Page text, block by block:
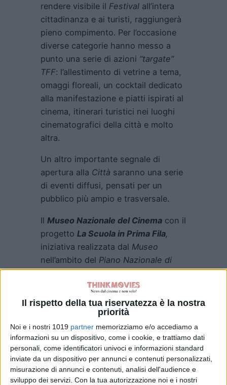
Il rispetto della tua riservatezza è la nostra
priorità
Noi e i nostri 1019 partner memorizziamo e/o accediamo a
informazioni su un dispositivo, come i cookie, e trattiamo dati
personali, come identificatori univoci e informazioni standard
inviate da un dispositivo per annunci e contenuti personalizzati,
misurazione di annunci e contenuti, analisi dell'audience e
sviluppo dei servizi. Con la tua autorizzazione noi e i nostri
rendere visibile il Festival all’intera
cittadinanza e ai turisti, raggiungerà
pieno compimento. Per l’occasione
diverse categorie hanno messo a
punto una serie di azioni “targate”
TFF: l’allestimento di vetrine a tema,
omaggi floreali, un cocktail dedicato
alla manifestazione e piatti ispirati al
cinema, itinerari turistici nei luoghi
cinematografici della città e molto
altra.
Un altro importante segnale di
apertura alla Città saranno una serie
di eventi diffusi, pensati per un
pubblico più ampio e trasversale.
Il Museo Nazionale del Cinema con il
progetto La Scuola in Prima Fila,
iniziativa realizzata dal Museo
nell’ambito del Piano Nazionale di
Cinema e Immaginiper la Scuola
promosso dalMinistero della
Culturae dalMinistero
, proporrà proiezioni,
incontri e approfondimenti suVR e
Metaverso– in sala e allaMole
Antonelliana– per gli studenti delle
scuole primarie e secondarie di I e II
grado.